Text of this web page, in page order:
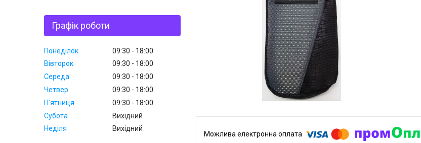
Графік роботи
Понеділок 09:30
18:00
Вівторок
09:30
18:00
Середа
09:30
18:00
Четвер
09:30
18:00
Пʼятниця
09:30
18:00
Субота
Вихідний
Неділя
Вихідний